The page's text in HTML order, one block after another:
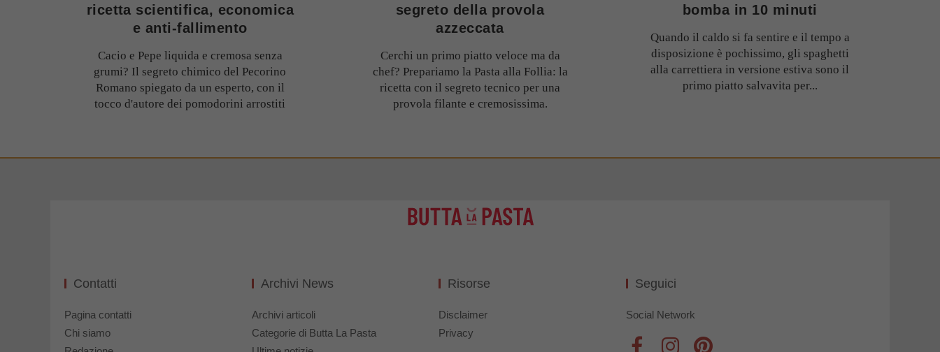
ricetta scientifica, economica
e anti-fallimento
Cacio e Pepe liquida e cremosa senza
grumi? Il segreto chimico del Pecorino
Romano spiegato da un esperto, con il
tocco d'autore dei pomodorini arrostiti
segreto della provola
azzeccata
Cerchi un primo piatto veloce ma da
chef? Prepariamo la Pasta alla Follia: la
ricetta con il segreto tecnico per una
provola filante e cremosissima.
bomba in 10 minuti
Quando il caldo si fa sentire e il tempo a
disposizione è pochissimo, gli spaghetti
alla carrettiera in versione estiva sono il
primo piatto salvavita per...
Contatti
Pagina contatti
Chi siamo
Archivi News
Archivi articoli
Categorie di Butta La Pasta
Risorse
Disclaimer
Privacy
Seguici
Social Network